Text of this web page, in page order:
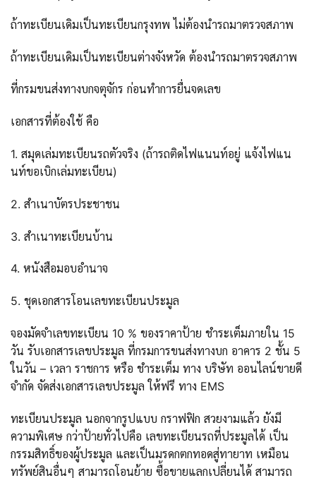
ถ้าทะเบียนเดิมเป็นทะเบียนกรุงทพ ไม่ต้องนำรถมาตรวจสภาพ
ถ้าทะเบียนเดิมเป็นทะเบียนต่างจังหวัด ต้องนำรถมาตรวจสภาพ
ที่กรมขนส่งทางบกจตุจักร ก่อนทำการยื่นจดเลข
เอกสารที่ต้องใช้ คือ
1. สมุดเล่มทะเบียนรถตัวจริง (ถ้ารถติดไฟแนนท์อยู่ แจ้งไฟแน
นท์ขอเบิกเล่มทะเบียน)
2. สำเนาบัตรประชาชน
3. สำเนาทะเบียนบ้าน
4. หนังสือมอบอำนาจ
5. ชุดเอกสารโอนเลขทะเบียนประมูล
จองมัดจำเลขทะเบียน 10 % ของราคาป้าย ชำระเต็มภายใน 15
วัน รับเอกสารเลขประมูล ที่กรมการขนส่งทางบก อาคาร 2 ชั้น 5
ในวัน – เวลา ราชการ หรือ ชำระเต็ม ทาง บริษัท ออนไลน์ขายดี
จำกัด จัดส่งเอกสารเลขประมูล ให้ฟรี ทาง EMS
ทะเบียนประมูล นอกจากรูปแบบ กราฟฟิก สวยงามแล้ว ยังมี
ความพิเศษ กว่าป้ายทั่วไปคือ เลขทะเบียนรถที่ประมูลได้ เป็น
กรรมสิทธิ์ของผู้ประมูล และเป็นมรดกตกทอดสู่ทายาท เหมือน
ทรัพย์สินอื่นๆ สามารถโอนย้าย ซื้อขายแลกเปลี่ยนได้ สามารถ